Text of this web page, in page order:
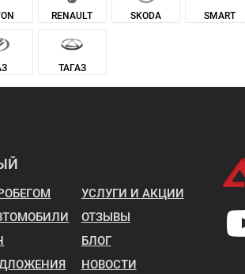
RENAULT SKODA SMART
ТАГАЗ
УСЛУГИ И АКЦИИ
ОТЗЫВЫ
БЛОГ
НОВОСТИ